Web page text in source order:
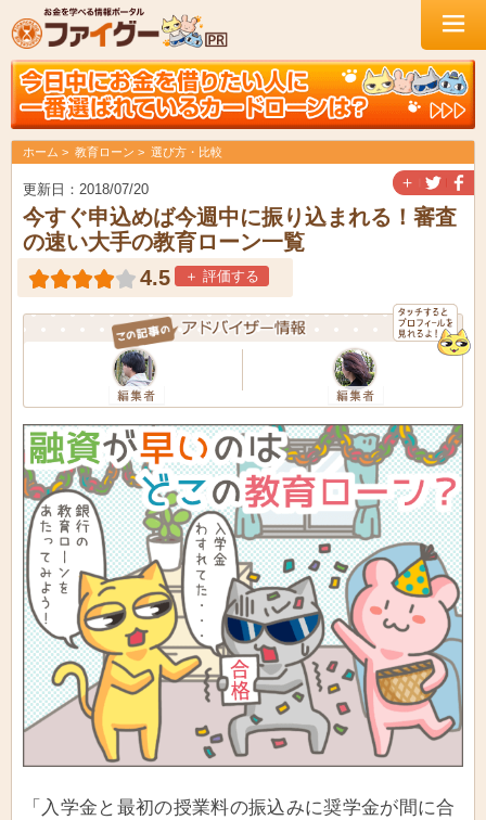
ホーム 教育ローン 選び方・比較
更新日：2018/07/20
今すぐ申込めば今週中に振り込まれる！審査
の速い大手の教育ローン一覧
＋
4.5 ＋ 評価する
「入学金と最初の授業料の振込みに奨学金が間に合